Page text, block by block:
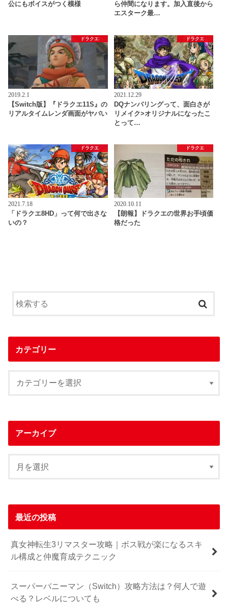
公にもボイスがつく模様
ら仲間になります。加入直後から
エスターク最…
ドラクエ
2019.2.1
【Switch版】『ドラクエ11S』の
リアルタイムレンダ画面がヤバい
ドラクエ
2021.12.29
DQナンバリングって、面白さが
リメイク>オリジナルになったこ
とって…
ドラクエ
2021.7.18
「ドラクエ8HD」って何で出さな
いの？
ドラクエ
2020.10.11
【朗報】ドラクエの世界お手頃価
格だった
カテゴリー
アーカイブ
最近の投稿
真女神転生3リマスター攻略｜ボス戦が楽になるスキ
ル構成と仲魔育成テクニック
スーパーバニーマン（Switch）攻略方法は？何人で遊
べる？レベルについても